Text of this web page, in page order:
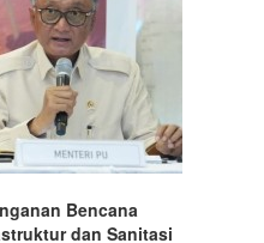
Bencana
dan Sanitasi